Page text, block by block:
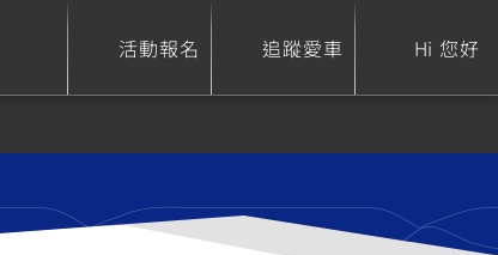
活動報名 追蹤愛車 Hi 您好
Sport Heritage
Family